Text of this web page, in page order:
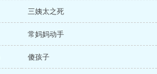
三姨太之死
常妈妈动手
傻孩子